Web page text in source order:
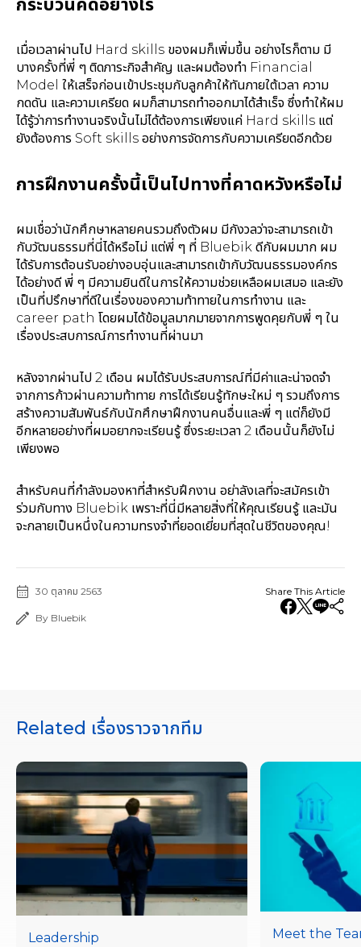
กระบวนคิดอย่างไร
เมื่อเวลาผ่านไป Hard skills ของผมก็เพิ่มขึ้น อย่างไรก็ตาม มี
บางครั้งที่พี่ ๆ ติดภาระกิจสำคัญ และผมต้องทำ Financial
Model ให้เสร็จก่อนเข้าประชุมกับลูกค้าให้ทันภายใต้เวลา ความ
กดดัน และความเครียด ผมก็สามารถทำออกมาได้สำเร็จ ซึ่งทำให้ผม
ได้รู้ว่าการทำงานจริงนั้นไม่ได้ต้องการเพียงแค่ Hard skills แต่
ยังต้องการ Soft skills อย่างการจัดการกับความเครียดอีกด้วย
การฝึกงานครั้งนี้เป็นไปทางที่คาดหวังหรือไม่
ผมเชื่อว่านักศึกษาหลายคนรวมถึงตัวผม มีกังวลว่าจะสามารถเข้า
กับวัฒนธรรมที่นี่ได้หรือไม่ แต่พี่ ๆ ที่ Bluebik ดีกับผมมาก ผม
ได้รับการต้อนรับอย่างอบอุ่นและสามารถเข้ากับวัฒนธรรมองค์กร
ได้อย่างดี พี่ ๆ มีความยินดีในการให้ความช่วยเหลือผมเสมอ และยัง
เป็นที่ปรึกษาที่ดีในเรื่องของความท้าทายในการทำงาน และ
career path โดยผมได้ข้อมูลมากมายจากการพูดคุยกับพี่ ๆ ใน
เรื่องประสบการณ์การทำงานที่ผ่านมา
หลังจากผ่านไป 2 เดือน ผมได้รับประสบการณ์ที่มีค่าและน่าจดจำ
จากการก้าวผ่านความท้าทาย การได้เรียนรู้ทักษะใหม่ ๆ รวมถึงการ
สร้างความสัมพันธ์กับนักศึกษาฝึกงานคนอื่นและพี่ ๆ แต่ก็ยังมี
อีกหลายอย่างที่ผมอยากจะเรียนรู้ ซึ่งระยะเวลา 2 เดือนนั้นก็ยังไม่
เพียงพอ
สำหรับคนที่กำลังมองหาที่สำหรับฝึกงาน อย่าลังเลที่จะสมัครเข้า
ร่วมกับทาง Bluebik เพราะที่นี่มีหลายสิ่งที่ให้คุณเรียนรู้ และมัน
จะกลายเป็นหนึ่งในความทรงจำที่ยอดเยี่ยมที่สุดในชีวิตของคุณ!
30 ตุลาคม 2563
By Bluebik
Share This Article
Related เรื่องราวจากทีม
Leadership
Meet the